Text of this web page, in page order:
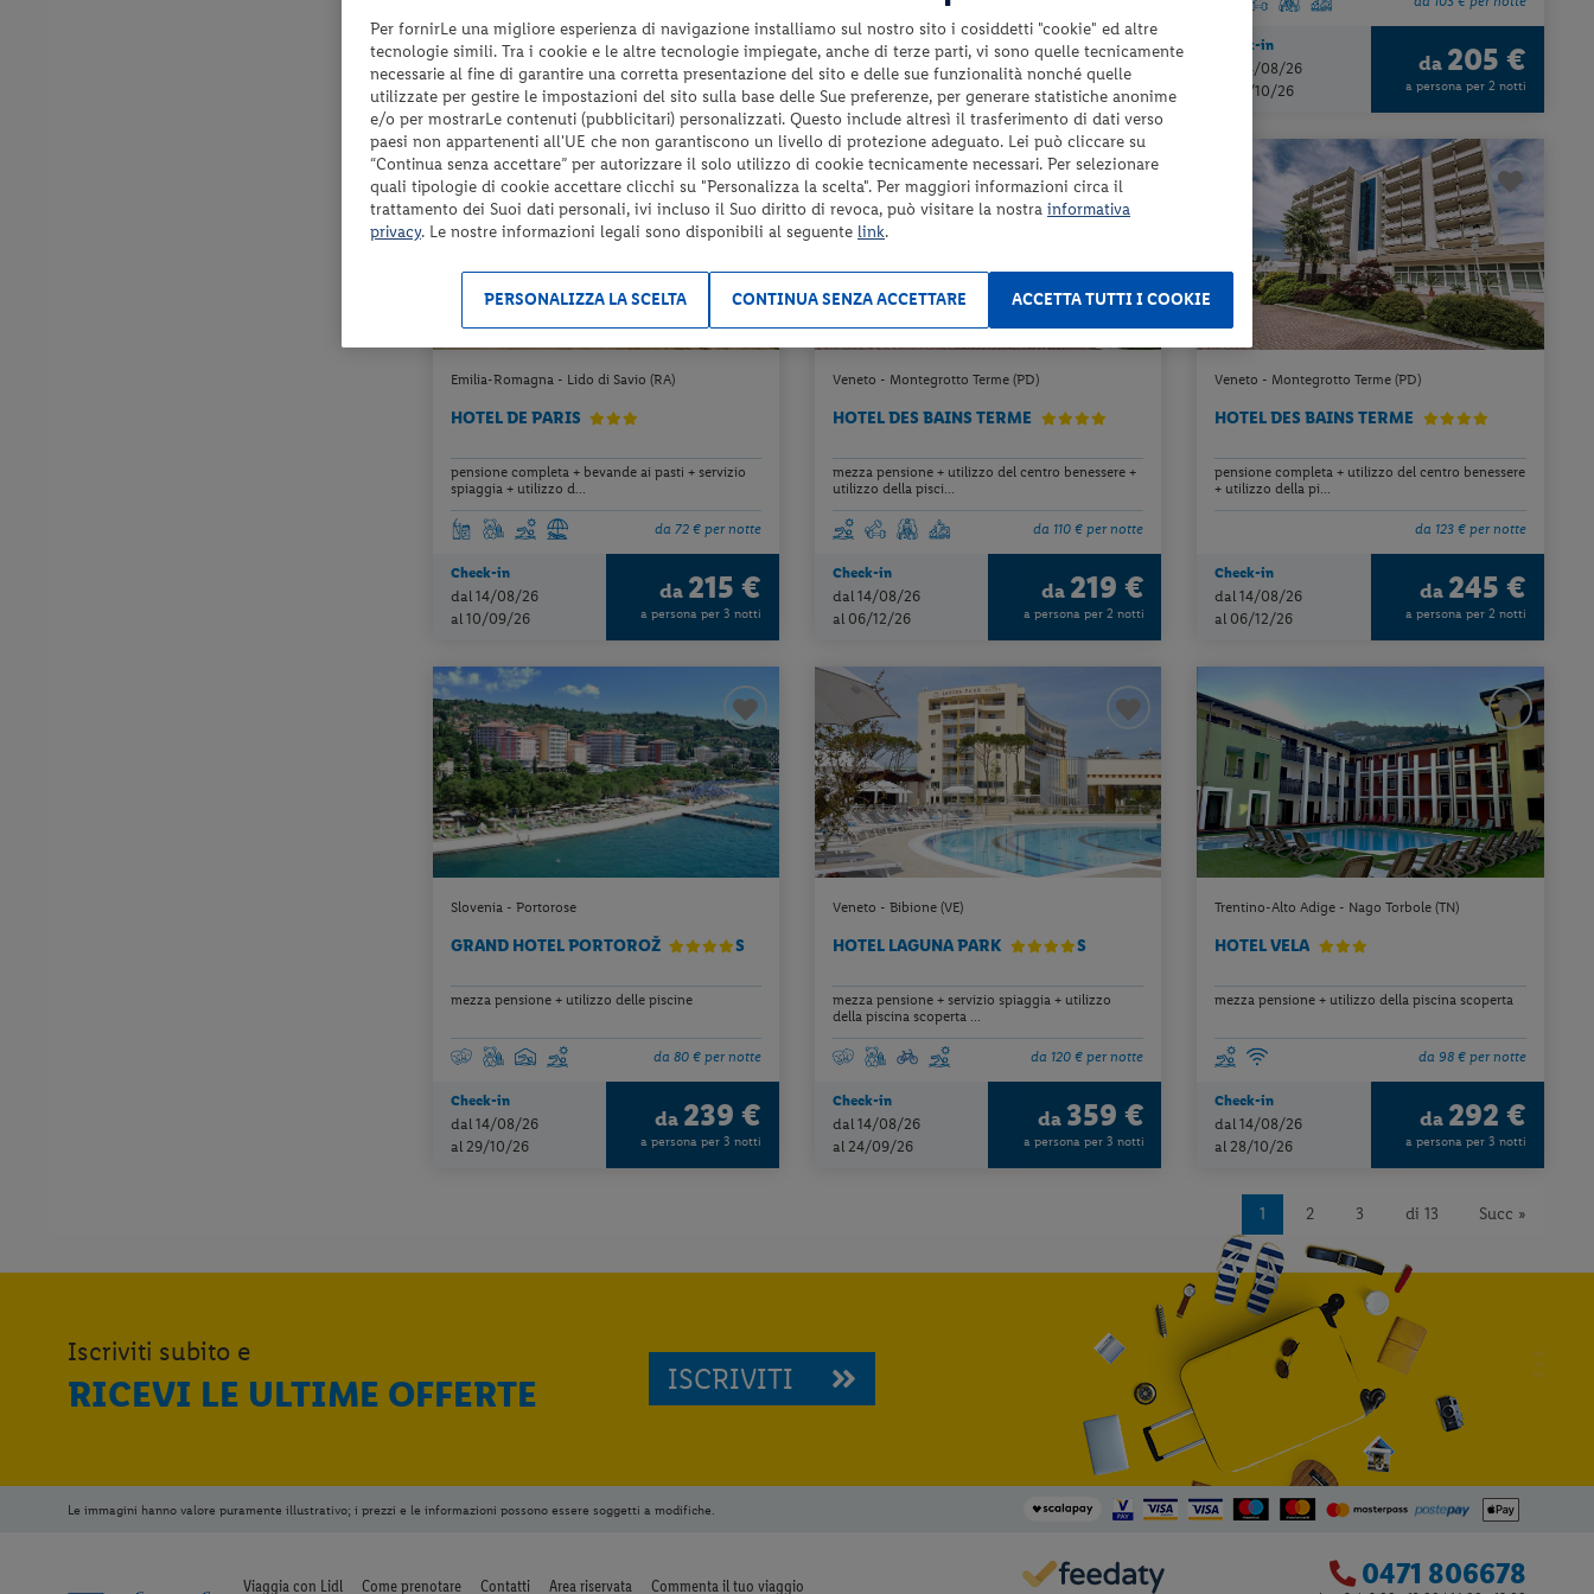
Check-in
dal 13/08/26
al 21/12/26
da259 €
a persona per 3 notti
Check-in
dal 13/08/26
al 21/12/26
da245 €
a persona per 3 notti
Check-in
dal 14/08/26
al 30/10/26
da 205 €
a persona per 2 notti
Emilia-Romagna - Lido di Savio (RA)
HOTEL DE PARIS
pensione completa + bevande ai pasti + servizio
spiaggia + utilizzo d...
da 72 € per notte
Check-in
dal 14/08/26
al 10/09/26
da 215 €
a persona per 3 notti
Veneto - Montegrotto Terme (PD)
HOTEL DES BAINS TERME
mezza pensione + utilizzo del centro benessere +
utilizzo della pisci...
da 110 € per notte
Check-in
dal 14/08/26
al 06/12/26
da 219 €
a persona per 2 notti
Veneto - Montegrotto Terme (PD)
HOTEL DES BAINS TERME
pensione completa + utilizzo del centro benessere
+ utilizzo della pi...
da 123 € per notte
Check-in
dal 14/08/26
al 06/12/26
da 245 €
a persona per 2 notti
Slovenia - Portorose
GRAND HOTEL PORTOROŽ S
mezza pensione + utilizzo delle piscine
da 80 € per notte
Check-in
dal 14/08/26
al 29/10/26
da 239 €
a persona per 3 notti
Veneto - Bibione (VE)
HOTEL LAGUNA PARK S
mezza pensione + servizio spiaggia + utilizzo
della piscina scoperta ...
da 120 € per notte
Check-in
dal 14/08/26
al 24/09/26
da 359 €
a persona per 3 notti
Trentino-Alto Adige - Nago Torbole (TN)
HOTEL VELA
mezza pensione + utilizzo della piscina scoperta
da 98 € per notte
Check-in
dal 14/08/26
al 28/10/26
da 292 €
a persona per 3 notti
1 2 3 di 13 Succ »
Iscriviti subito e
RICEVI LE ULTIME OFFERTE ISCRIVITI
Le immagini hanno valore puramente illustrativo; i prezzi e le informazioni possono essere soggetti a modifiche.
Viaggia con Lidl Come prenotare Contatti Area riservata Commenta il tuo viaggio 0471 806678
Per fornirLe una migliore esperienza di navigazione installiamo sul nostro sito i cosiddetti "cookie" ed altre
tecnologie simili. Tra i cookie e le altre tecnologie impiegate, anche di terze parti, vi sono quelle tecnicamente
necessarie al fine di garantire una corretta presentazione del sito e delle sue funzionalità nonché quelle
utilizzate per gestire le impostazioni del sito sulla base delle Sue preferenze, per generare statistiche anonime
e/o per mostrarLe contenuti (pubblicitari) personalizzati. Questo include altresì il trasferimento di dati verso
paesi non appartenenti all'UE che non garantiscono un livello di protezione adeguato. Lei può cliccare su
“Continua senza accettare” per autorizzare il solo utilizzo di cookie tecnicamente necessari. Per selezionare
quali tipologie di cookie accettare clicchi su "Personalizza la scelta". Per maggiori informazioni circa il
trattamento dei Suoi dati personali, ivi incluso il Suo diritto di revoca, può visitare la nostra informativa
privacy. Le nostre informazioni legali sono disponibili al seguente link.
ACCETTA TUTTI I COOKIE
CONTINUA SENZA ACCETTARE
PERSONALIZZA LA SCELTA